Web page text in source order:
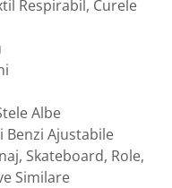
Respirabil, Curele
Albe
Benzi Ajustabile
Skateboard, Role,
Similare